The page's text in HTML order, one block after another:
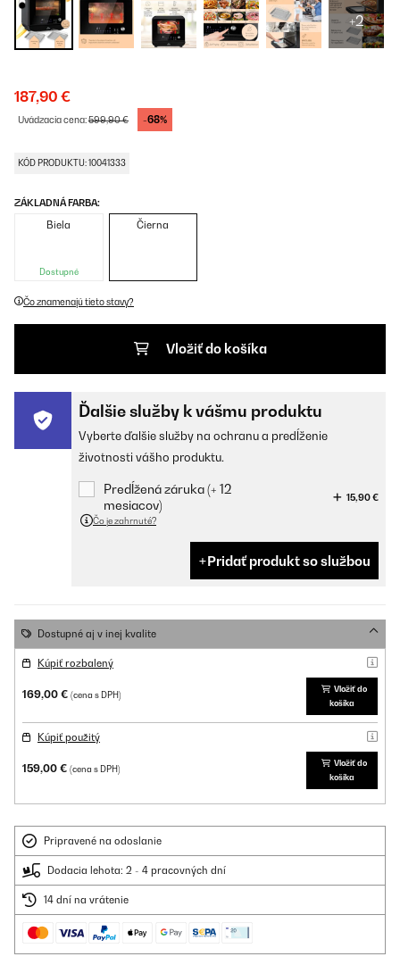
+2
187,90 €
Uvádzacia cena:599,90 € -68%
KÓD PRODUKTU: 10041333
ZÁKLADNÁ FARBA:
Biela
Dostupné
Čierna
Čo znamenajú tieto stavy?
Vložiť do košíka
Ďalšie služby k vášmu produktu
Vyberte ďalšie služby na ochranu a predĺženie
životnosti vášho produktu.
Predĺžená záruka (+ 12
mesiacov)
15,90 €
Čo je zahrnuté?
Pridať produkt so službou
Dostupné aj v inej kvalite
Kúpiť rozbalený
169,00 € (cena s DPH)
Vložiť do
košíka
Kúpiť použitý
159,00 € (cena s DPH)
Vložiť do
košíka
Pripravené na odoslanie
Dodacia lehota: 2 - 4 pracovných dní
14 dní na vrátenie